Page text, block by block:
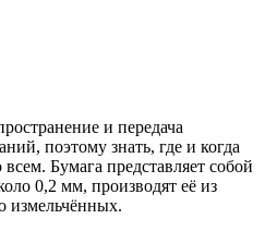
и передача
поэтому знать, где и когда
Бумага представляет собой
0,2 мм, производят её из
измельчённых.